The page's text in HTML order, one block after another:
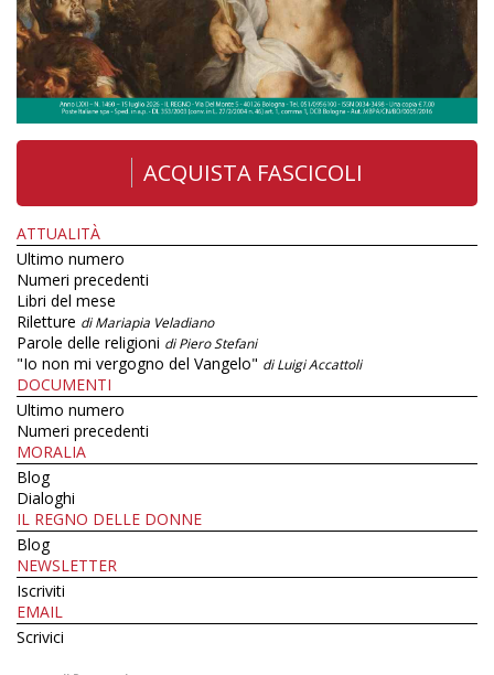
ACQUISTA FASCICOLI
ATTUALITÀ
Ultimo numero
Numeri precedenti
Libri del mese
Riletture di Mariapia Veladiano
Parole delle religioni di Piero Stefani
"Io non mi vergogno del Vangelo" di Luigi Accattoli
DOCUMENTI
Ultimo numero
Numeri precedenti
MORALIA
Blog
Dialoghi
IL REGNO DELLE DONNE
Blog
NEWSLETTER
Iscriviti
EMAIL
Scrivici